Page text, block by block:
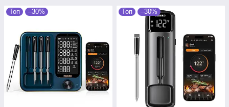
Топ –30% Топ –30%